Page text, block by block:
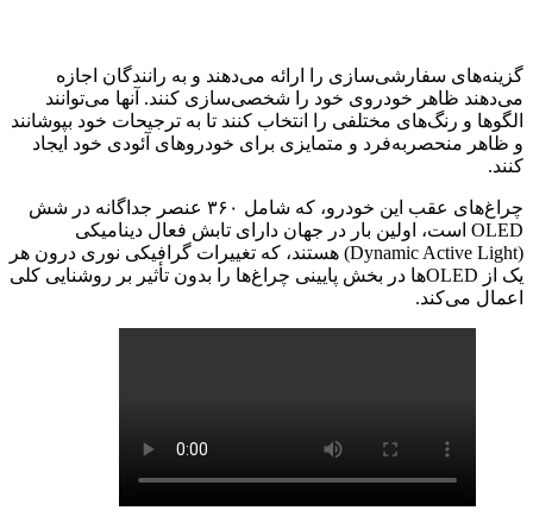
گزینه‌های سفارشی‌سازی را ارائه می‌دهند و به رانندگان اجازه
می‌دهند ظاهر خودروی خود را شخصی‌سازی کنند. آنها می‌توانند
الگوها و رنگ‌های مختلفی را انتخاب کنند تا به ترجیحات خود بپوشانند
و ظاهر منحصربه‌فرد و متمایزی برای خودروهای آئودی خود ایجاد
کنند.
چراغ‌های عقب این خودرو، که شامل ۳۶۰ عنصر جداگانه در شش
OLED است، اولین بار در جهان دارای تابش فعال دینامیکی
(Dynamic Active Light) هستند، که تغییرات گرافیکی نوری درون هر
یک از OLEDها در بخش پایینی چراغ‌ها را بدون تأثیر بر روشنایی کلی
اعمال می‌کند.